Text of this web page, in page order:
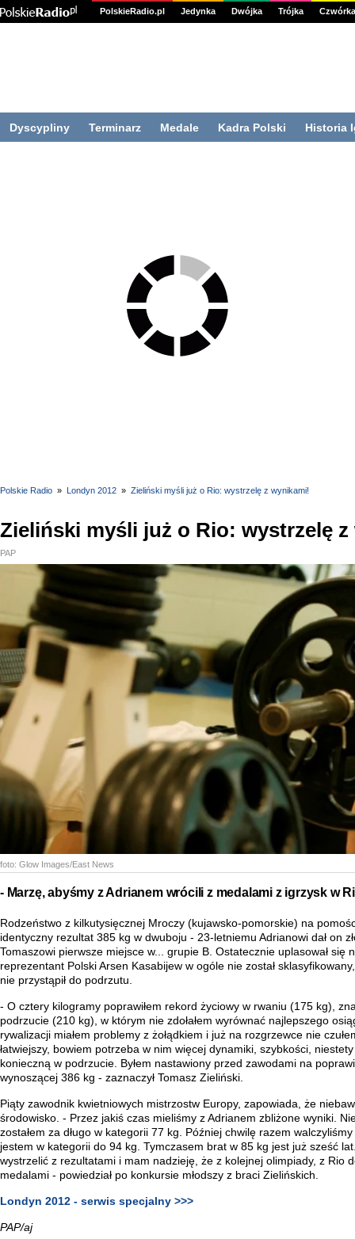
PolskieRadio.pl Jedynka Dwójka Trójka Czwórka
Dyscypliny Terminarz Medale Kadra Polski Historia
Polskie Radio » Londyn 2012 » Zieliński myśli już o Rio: wystrzelę z wynikami!
Zieliński myśli już o Rio: wystrzelę
PAP
foto: Glow Images/East News
- Marzę, abyśmy z Adrianem wrócili z medalami z igrzysk w
Rodzeństwo z kilkutysięcznej Mroczy (kujawsko-pomorskie) na
identyczny rezultat 385 kg w dwuboju - 23-letniemu Adrianowi dał on
Tomaszowi pierwsze miejsce w... grupie B. Ostatecznie uplasował się
reprezentant Polski Arsen Kasabijew w ogóle nie został
nie przystąpił do podrzutu.
- O cztery kilogramy poprawiłem rekord życiowy w rwaniu (175 kg),
podrzucie (210 kg), w którym nie zdołałem wyrównać najlepszego
rywalizacji miałem problemy z żołądkiem i już na rozgrzewce nie
łatwiejszy, bowiem potrzeba w nim więcej dynamiki, szybkości,
konieczną w podrzucie. Byłem nastawiony przed zawodami na
wynoszącej 386 kg - zaznaczył Tomasz Zieliński.
Piąty zawodnik kwietniowych mistrzostw Europy, zapowiada, że
środowisko. - Przez jakiś czas mieliśmy z Adrianem zbliżone wyniki.
zostałem za długo w kategorii 77 kg. Później chwilę razem
jestem w kategorii do 94 kg. Tymczasem brat w 85 kg jest już sześć
wystrzelić z rezultatami i mam nadzieję, że z kolejnej olimpiady, z Rio
medalami - powiedział po konkursie młodszy z braci Zielińskich.
Londyn 2012 - serwis specjalny >>>
PAP/aj